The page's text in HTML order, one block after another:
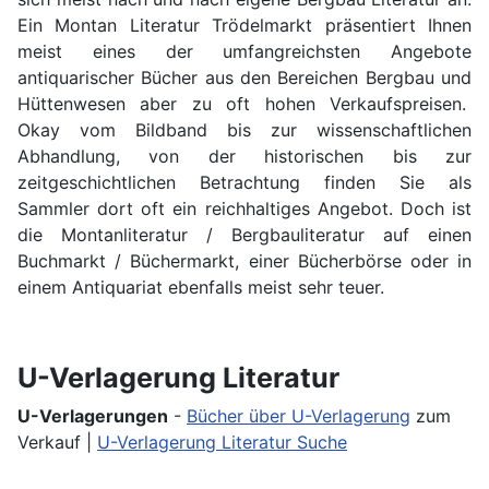
Ein Montan Literatur Trödelmarkt präsentiert Ihnen
meist eines der umfangreichsten Angebote
antiquarischer Bücher aus den Bereichen Bergbau und
Hüttenwesen aber zu oft hohen Verkaufspreisen.
Okay vom Bildband bis zur wissenschaftlichen
Abhandlung, von der historischen bis zur
zeitgeschichtlichen Betrachtung finden Sie als
Sammler dort oft ein reichhaltiges Angebot. Doch ist
die Montanliteratur / Bergbauliteratur auf einen
Buchmarkt / Büchermarkt, einer Bücherbörse oder in
einem Antiquariat ebenfalls meist sehr teuer.
U-Verlagerung Literatur
U-Verlagerungen - Bücher über U-Verlagerung zum
Verkauf | U-Verlagerung Literatur Suche